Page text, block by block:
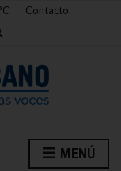
C
Contacto
a
n
d
s
MENÚ
NETANYAHU RECHAZA PLAN DE TRUMP PARA GAZA